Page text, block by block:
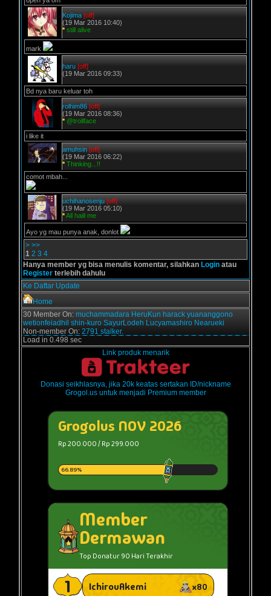
Kojima [off]
(19 Mar 2016 10:40)
* still alive
mark
haru [off]
(19 Mar 2016 09:33)
Bd nya baru keluar toh
rolhim86 [off]
(19 Mar 2016 08:36)
* @trollface
i like it
amuhsin [off]
(19 Mar 2016 06:22)
* Thinking...!!
comot mbah...
uchihanosenju [off]
(19 Mar 2016 05:10)
*All haiil me
Ayo yg mau punya anak, donlot
> >>
1 2 3 4
Hanya member yg bisa menulis komentar, silahkan Login atau
Register terlebih dahulu
Ke Daftar Update
Home
30 Member On: muchammadara HeruKun harack yuananggono
wetionfeiadhil shin-kuro SayurLodeh Lucyamashiro Nearueki
Non-member On: 2791 stalker.
Load in 0.498 sec
Link produk menarik
Donasi seikhlasnya, jika 20k keatas sertakan ID/nickname
Grogol.us untuk menjadi Premium member